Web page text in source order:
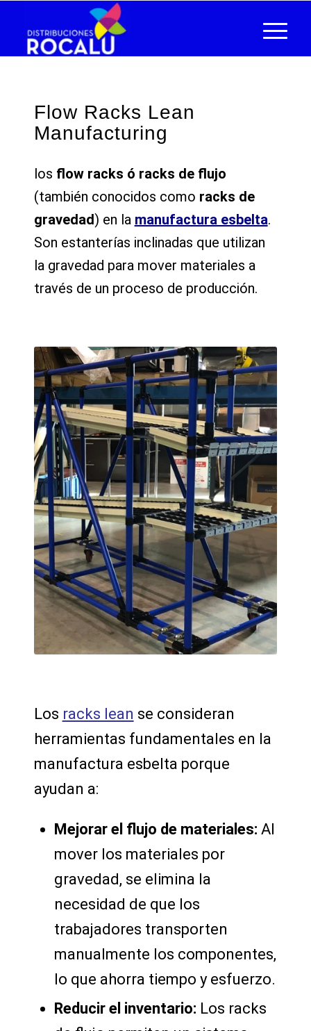
Flow Racks Lean
Manufacturing
los flow racks ó racks de flujo
(también conocidos como racks de
gravedad) en la manufactura esbelta.
Son estanterías inclinadas que utilizan
la gravedad para mover materiales a
través de un proceso de producción.
Los racks lean se consideran
herramientas fundamentales en la
manufactura esbelta porque
ayudan a:
Mejorar el flujo de materiales: Al
mover los materiales por
gravedad, se elimina la
necesidad de que los
trabajadores transporten
manualmente los componentes,
lo que ahorra tiempo y esfuerzo.
Reducir el inventario: Los racks